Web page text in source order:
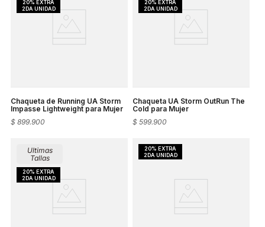
Chaqueta de Running UA Storm
Impasse Lightweight para Mujer
$ 899.900
Chaqueta UA Storm OutRun The
Cold para Mujer
$ 599.900
Ultimas
Tallas